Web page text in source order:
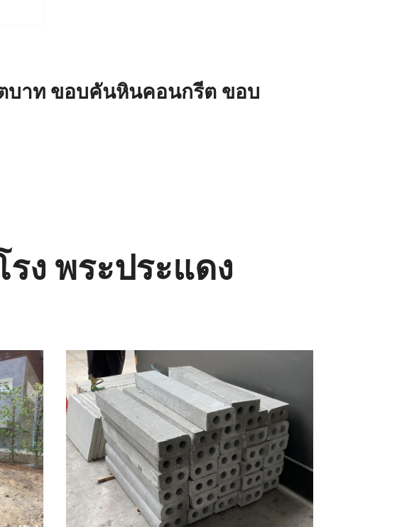
าท ขอบคันหินคอนกรีต ขอบ
ง พระประแดง